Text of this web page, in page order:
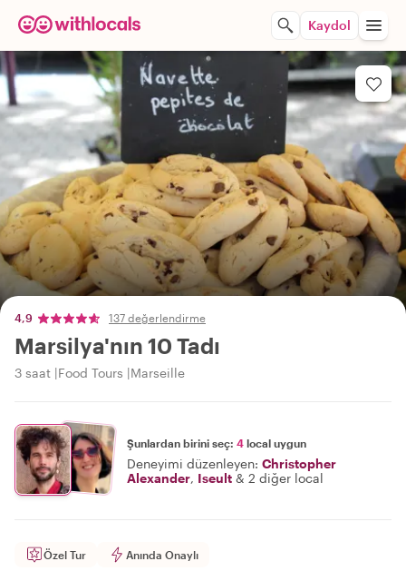
Kaydol
4,9 137 değerlendirme
Marsilya'nın 10 Tadı
3 saat Food Tours Marseille
Şunlardan birini seç: 4 local uygun
Deneyimi düzenleyen: Christopher
Alexander, Iseult & 2 diğer local
Özel Tur Anında Onaylı